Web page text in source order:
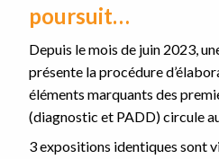
poursuit…
Depuis le mois de juin 2023,
présente la procédure
éléments marquants des
(diagnostic et PADD) circule
3 expositions identiques sont